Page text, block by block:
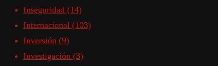
Inseguridad (14)
Internacional (103)
Inversión (9)
Investigación (3)